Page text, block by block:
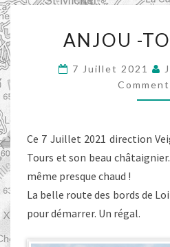
-
ANJOU -
7 Juillet 2021
Ce 7 Juillet 2021 direction
Tours et son beau
même presque chaud !
La belle route des bords de
pour démarrer. Un régal.